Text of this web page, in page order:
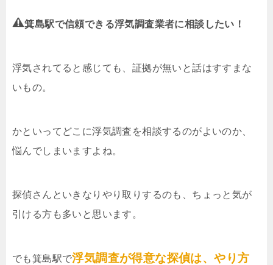
箕島駅で信頼できる浮気調査業者に相談したい！
浮気されてると感じても、証拠が無いと話はすすまな
いもの。
かといってどこに浮気調査を相談するのがよいのか、
悩んでしまいますよね。
探偵さんといきなりやり取りするのも、ちょっと気が
引ける方も多いと思います。
でも箕島駅で浮気調査が得意な探偵は、やり方